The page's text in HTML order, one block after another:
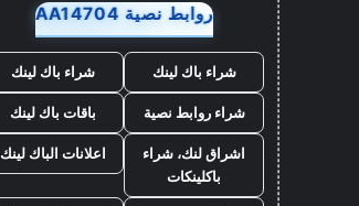
روابط نصية AA14704
شراء باك لينك شراء باك لينك
شراء روابط نصية باقات باك لينك
اشراق لنك، شراء
باكلينكات
اعلانات الباك لينك